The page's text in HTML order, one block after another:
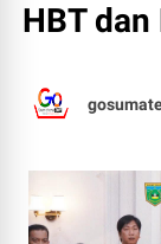
HBT dan